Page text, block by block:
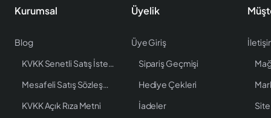
Kurumsal
Blog
KVKK Senetli Satış İstenen Bilgiler
Mesafeli Satış Sözleşmesi
KVKK Açık Rıza Metni
Üyelik
Üye Giriş
Sipariş Geçmişi
Hediye Çekleri
İadeler
Site